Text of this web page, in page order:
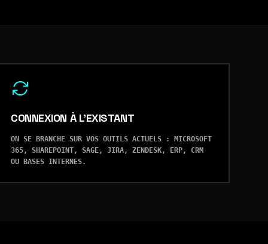
CONNEXION À L'EXISTANT
ON SE BRANCHE SUR VOS OUTILS ACTUELS : MICROSOFT
365, SHAREPOINT, SAGE, JIRA, ZENDESK, ERP, CRM
OU BASES INTERNES.